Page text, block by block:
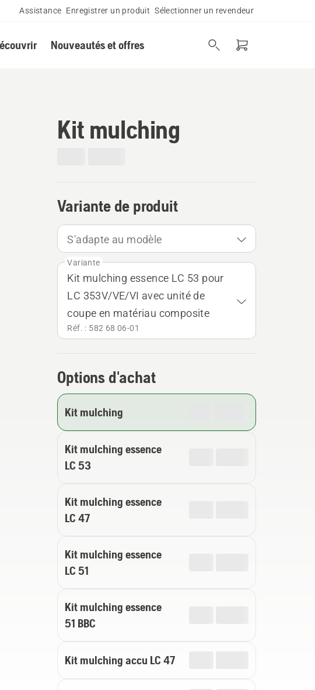
Assistance Enregistrer un produit Sélectionner un revendeur
Nouveautés et offres
Kit mulching
Variante de produit
S'adapte au modèle
Variante
Kit mulching essence LC 53 pour
LC 353V/VE/VI avec unité de
coupe en matériau composite
Réf. : 582 68 06‑01
Options d'achat
Kit mulching
Kit mulching essence
LC 53
Kit mulching essence
LC 47
Kit mulching essence
LC 51
Kit mulching essence
51 BBC
Kit mulching accu LC 47